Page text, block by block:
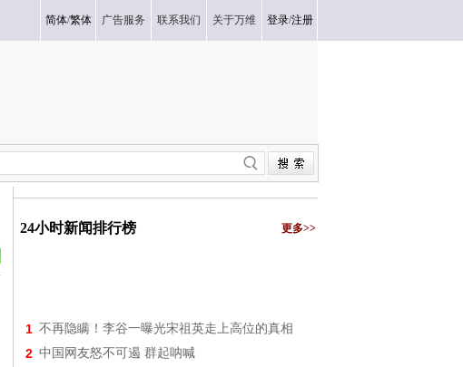
简体/繁体 广告服务 联系我们 关于万维 登录/注册
24小时新闻排行榜 更多>>
1 不再隐瞒！李谷一曝光宋祖英走上高位的真相
2 中国网友怒不可遏 群起呐喊